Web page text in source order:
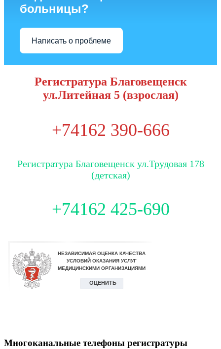
больницы?
Написать о проблеме
Регистратура Благовещенск
ул.Литейная 5 (взрослая)
+74162 390-666
Регистратура Благовещенск ул.Трудовая 178
(детская)
+74162 425-690
Многоканальные телефоны регистратуры